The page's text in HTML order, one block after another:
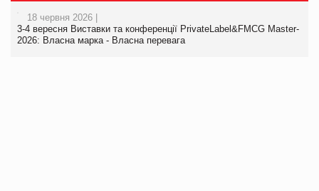
18 червня 2026 |
3-4 вересня Виставки та конференції PrivateLabel&FMCG Master-
2026: Власна марка - Власна перевага